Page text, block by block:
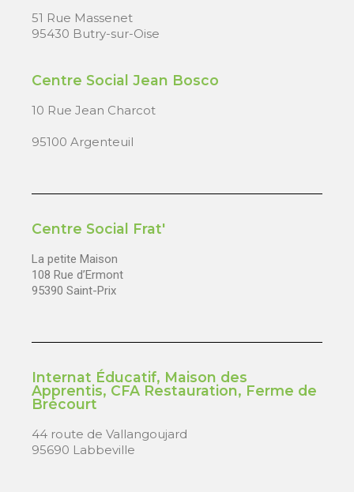
51 Rue Massenet
95430 Butry-sur-Oise
Centre Social Jean Bosco
10 Rue Jean Charcot
95100 Argenteuil
Centre Social Frat'
La petite Maison
108 Rue d’Ermont
95390 Saint-Prix
Internat Éducatif, Maison des
Apprentis, CFA Restauration, Ferme de
Brécourt
44 route de Vallangoujard
95690 Labbeville